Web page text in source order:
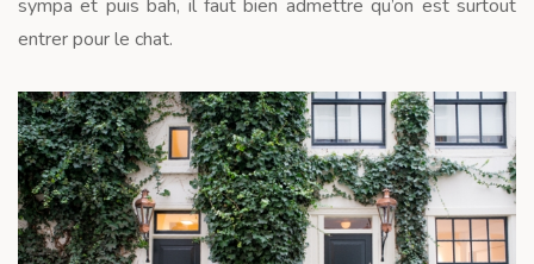
sympa et puis bah, il faut bien admettre qu’on est surtout
entrer pour le chat.